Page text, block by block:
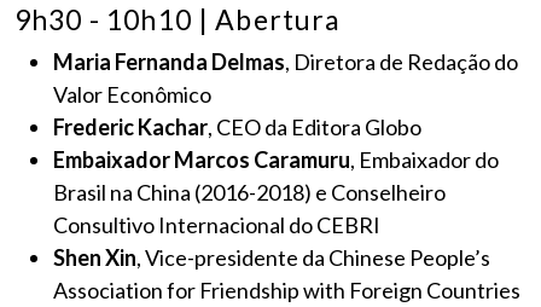
9h30 - 10h10 | Abertura
Maria Fernanda Delmas, Diretora de Redação do
Valor Econômico
Frederic Kachar, CEO da Editora Globo
Embaixador Marcos Caramuru, Embaixador do
Brasil na China (2016-2018) e Conselheiro
Consultivo Internacional do CEBRI
Shen Xin, Vice-presidente da Chinese People’s
Association for Friendship with Foreign Countries